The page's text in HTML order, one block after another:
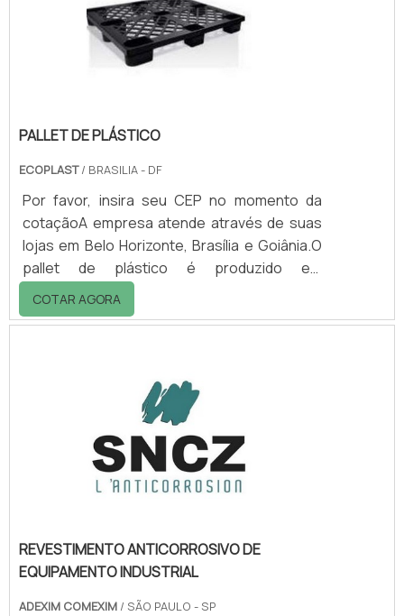
influência decisiva em propriedades como a
consistência, peso específico, espes.
PALLET DE PLÁSTICO
ECOPLAST/ BRASILIA - DF
Por favor, insira seu CEP no momento da
cotaçãoA empresa atende através de suas
lojas em Belo Horizonte, Brasília e Goiânia.O
pallet de plástico é produzido em
polipropileno ou polietileno, sendo indicado
para câmara fria.O pallet é recomendado
qualquer outro produto que não pode ter
contato direto com o chão.Normalmente, o
setor de estocagem possui entradas para
utilização de paleteiras ou
empilhadeiras.Opções e me.
COTAR AGORA
REVESTIMENTO ANTICORROSIVO DE
EQUIPAMENTO INDUSTRIAL
ADEXIM COMEXIM / SÃO PAULO - SP